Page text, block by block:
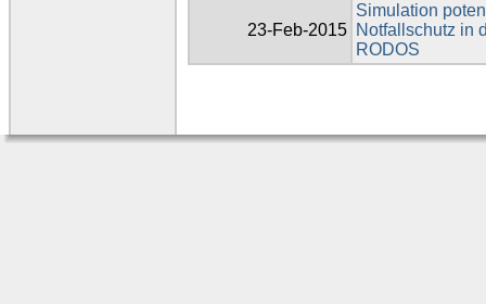
23-Feb-2015
Simulation
Notfallschutz in
RODOS